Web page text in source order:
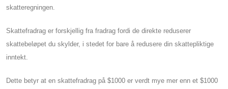
skatteregningen.
Skattefradrag er forskjellig fra fradrag fordi de direkte reduserer
skattebeløpet du skylder, i stedet for bare å redusere din skattepliktige
inntekt.
Dette betyr at en skattefradrag på $1000 er verdt mye mer enn et $1000